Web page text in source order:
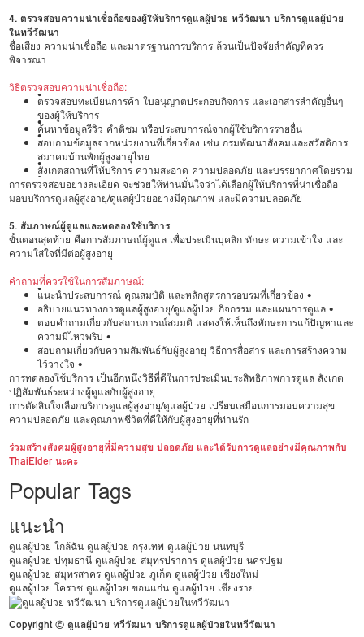
4. ตรวจสอบความน่าเชื่อถือของผู้ให้บริการดูแลผู้ป่วย ทวีวัฒนา บริการดูแลผู้ป่วย
ในทวีวัฒนา
ชื่อเสียง ความน่าเชื่อถือ และมาตรฐานการบริการ ล้วนเป็นปัจจัยสำคัญที่ควร
พิจารณา
วิธีตรวจสอบความน่าเชื่อถือ:
•
ตรวจสอบทะเบียนการค้า ใบอนุญาตประกอบกิจการ และเอกสารสำคัญอื่นๆ
ของผู้ให้บริการ
•
ค้นหาข้อมูลรีวิว คำติชม หรือประสบการณ์จากผู้ใช้บริการรายอื่น
•
สอบถามข้อมูลจากหน่วยงานที่เกี่ยวข้อง เช่น กรมพัฒนาสังคมและสวัสดิการ
สมาคมบ้านพักผู้สูงอายุไทย
•
สังเกตสถานที่ให้บริการ ความสะอาด ความปลอดภัย และบรรยากาศโดยรวม
•
การตรวจสอบอย่างละเอียด จะช่วยให้ท่านมั่นใจว่าได้เลือกผู้ให้บริการที่น่าเชื่อถือ
มอบบริการดูแลผู้สูงอายุ/ดูแลผู้ป่วยอย่างมีคุณภาพ และมีความปลอดภัย
5. สัมภาษณ์ผู้ดูแลและทดลองใช้บริการ
ขั้นตอนสุดท้าย คือการสัมภาษณ์ผู้ดูแล เพื่อประเมินบุคลิก ทักษะ ความเข้าใจ และ
ความใส่ใจที่มีต่อผู้สูงอายุ
คำถามที่ควรใช้ในการสัมภาษณ์:
•
แนะนำประสบการณ์ คุณสมบัติ และหลักสูตรการอบรมที่เกี่ยวข้อง •
อธิบายแนวทางการดูแลผู้สูงอายุ/ดูแลผู้ป่วย กิจกรรม และแผนการดูแล •
ตอบคำถามเกี่ยวกับสถานการณ์สมมติ แสดงให้เห็นถึงทักษะการแก้ปัญหาและ
ความมีไหวพริบ •
สอบถามเกี่ยวกับความสัมพันธ์กับผู้สูงอายุ วิธีการสื่อสาร และการสร้างความ
ไว้วางใจ •
การทดลองใช้บริการ เป็นอีกหนึ่งวิธีที่ดีในการประเมินประสิทธิภาพการดูแล สังเกต
ปฏิสัมพันธ์ระหว่างผู้ดูแลกับผู้สูงอายุ
การตัดสินใจเลือกบริการดูแลผู้สูงอายุ/ดูแลผู้ป่วย เปรียบเสมือนการมอบความสุข
ความปลอดภัย และคุณภาพชีวิตที่ดีให้กับผู้สูงอายุที่ท่านรัก
ร่วมสร้างสังคมผู้สูงอายุที่มีความสุข ปลอดภัย และได้รับการดูแลอย่างมีคุณภาพกับ
ThaiElder นะคะ
Popular Tags
แนะนำ
ดูแลผู้ป่วย ใกล้ฉัน ดูแลผู้ป่วย กรุงเทพ ดูแลผู้ป่วย นนทบุรี
ดูแลผู้ป่วย ปทุมธานี ดูแลผู้ป่วย สมุทรปราการ ดูแลผู้ป่วย นครปฐม
ดูแลผู้ป่วย สมุทรสาคร ดูแลผู้ป่วย ภูเก็ต ดูแลผู้ป่วย เชียงใหม่
ดูแลผู้ป่วย โคราช ดูแลผู้ป่วย ขอนแก่น ดูแลผู้ป่วย เชียงราย
Copyright © ดูแลผู้ป่วย ทวีวัฒนา บริการดูแลผู้ป่วยในทวีวัฒนา